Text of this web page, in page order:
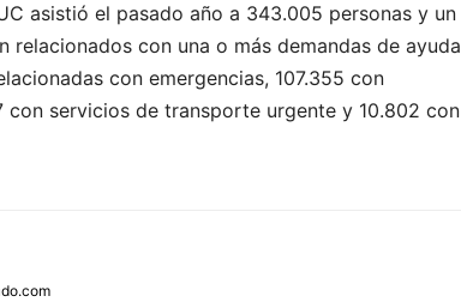
asistió el pasado año a 343.005 personas y un
con una o más demandas de ayuda
con emergencias, 107.355 con
con servicios de transporte urgente y 10.802 con